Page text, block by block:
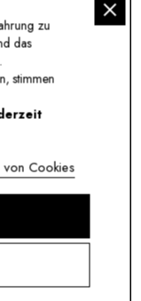
zu
das
stimmen
Cookies